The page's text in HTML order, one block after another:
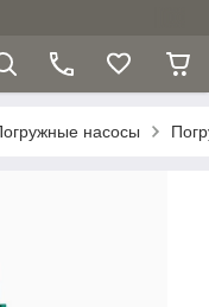
насосы